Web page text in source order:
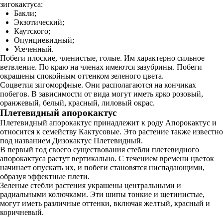
зигокактуса:
Бакли;
Экзотический;
Каутского;
Опунциевидный;
Усеченный.
Побеги плоские, членистые, голые. Им характерно сильное
ветвление. По краю на членах имеются зазубрины. Побеги
окрашены спокойным оттенком зеленого цвета.
Соцветия зигоморфные. Они располагаются на кончиках
побегов. В зависимости от вида могут иметь ярко розовый,
оранжевый, белый, красный, лиловый окрас.
Плетевидный апорокактус
Плетевидный апорокактус принадлежит к роду Апорокактус и
относится к семейству Кактусовые. Это растение также известно
под названием Дизокактус Плетевидный.
В первый год своего существования стебли плетевидного
апорокактуса растут вертикально. С течением времени цветок
начинает опускать их, и побеги становятся ниспадающими,
образуя эффектные плети.
Зеленые стебли растения украшены центральными и
радиальными колючками. Эти шипы тонкие и щетинистые,
могут иметь различные оттенки, включая желтый, красный и
коричневый.